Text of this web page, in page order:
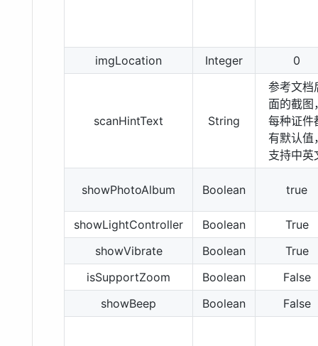
imgLocation Integer 0
scanHintText String
参考文档
面的截图
每种证件
有默认值
支持中英
showPhotoAlbum Boolean true
showLightController Boolean
True
showVibrate
Boolean
True
isSupportZoom
Boolean
False
showBeep
Boolean False